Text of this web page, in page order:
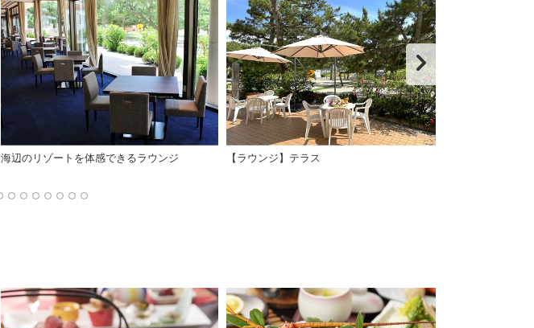
海辺のリゾートを体感できるラウンジ 【ラウンジ】テラス